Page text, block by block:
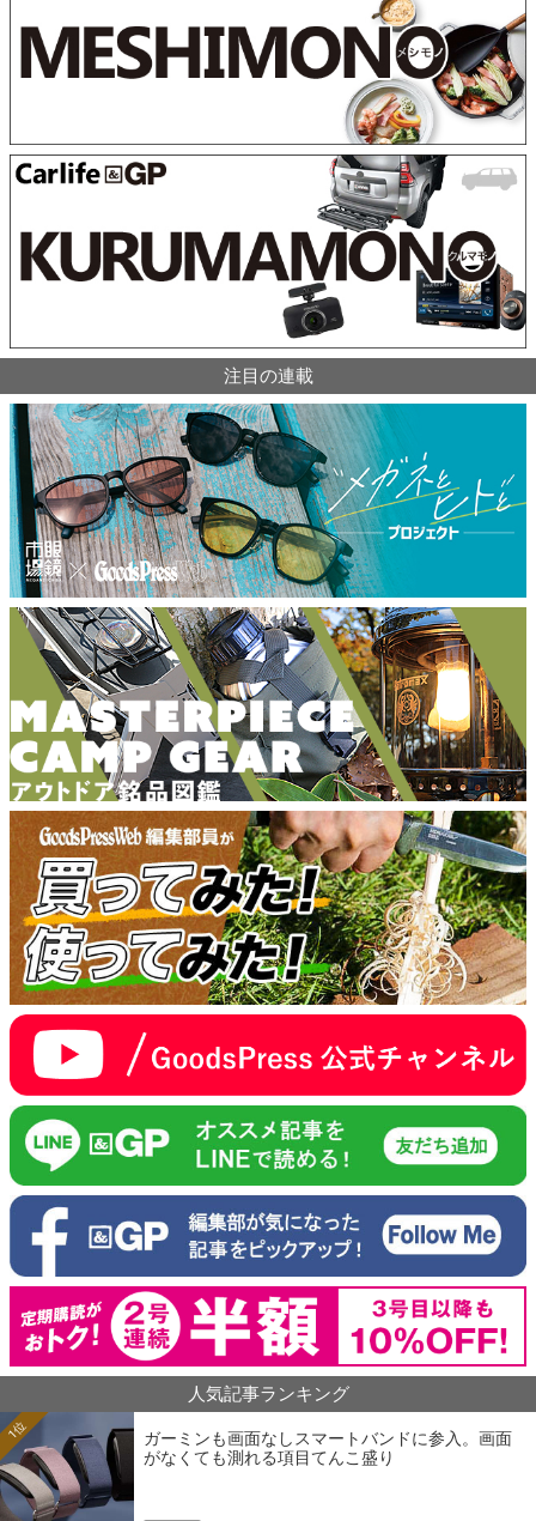
注目の連載
人気記事ランキング
ガーミンも画面なしスマートバンドに参入。画面
がなくても測れる項目てんこ盛り
1位